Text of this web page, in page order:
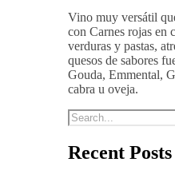
Vino muy versátil
con Carnes rojas en
verduras y pastas,
quesos de sabores
Gouda, Emmental,
cabra u oveja.
Recent Posts